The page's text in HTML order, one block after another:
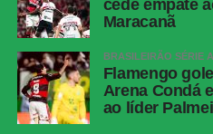
(Alan Minda);
Eduardo
COMENTE ABAIXO:
cede empate
Maracanã
BRASILEIRÃO SÉRIE A
Flamengo
Arena Condá
ao líder